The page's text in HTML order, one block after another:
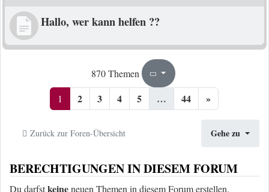
Hallo, wer kann helfen ??
870 Themen Seite1
1 2 3 4 5 … 44 »
Zurück zur Foren-Übersicht Gehe zu
BERECHTIGUNGEN IN DIESEM FORUM
Du darfstkeineneuen Themen in diesem Forum erstellen.